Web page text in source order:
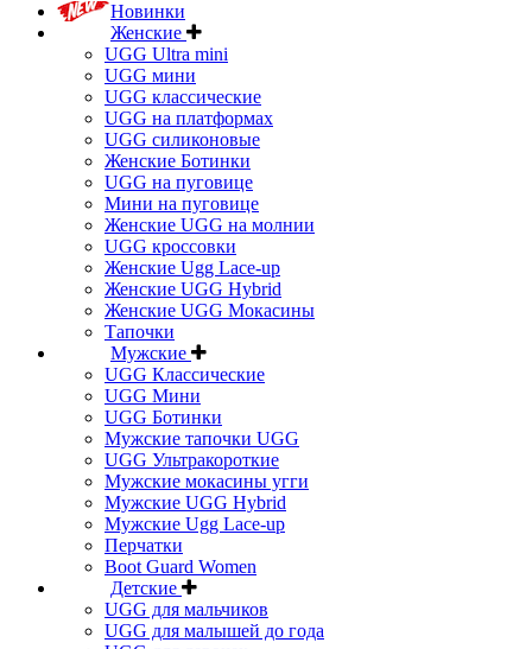
Новинки
Женские
UGG Ultra mini
UGG мини
UGG классические
UGG на платформах
UGG силиконовые
Женские Ботинки
UGG на пуговице
Мини на пуговице
Женские UGG на молнии
UGG кроссовки
Женские Ugg Lace-up
Женские UGG Hybrid
Женские UGG Мокасины
Тапочки
Мужские
UGG Классические
UGG Мини
UGG Ботинки
Мужские тапочки UGG
UGG Ультракороткие
Мужские мокасины угги
Мужские UGG Hybrid
Мужские Ugg Lace-up
Перчатки
Boot Guard Women
Детские
UGG для мальчиков
UGG для малышей до года